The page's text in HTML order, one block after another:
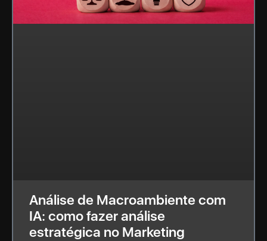
Análise de Macroambiente com
IA: como fazer análise
estratégica no Marketing